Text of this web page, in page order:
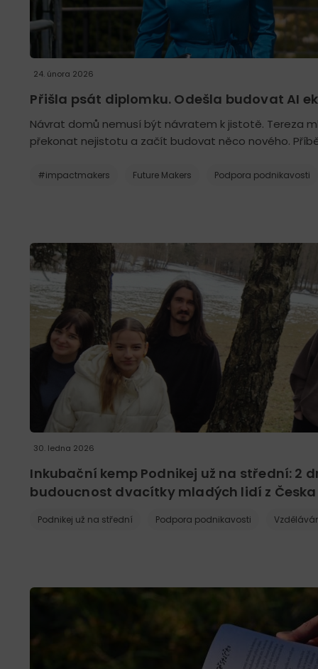
24. února 2026
Přišla psát diplomku. Odešla budovat AI
Návrat domů nemusí být návratem k jistotě. Tereza
překonat nejistotu a začít budovat něco nového.
#impactmakers Future Makers Podpora podnikavosti
30. ledna 2026
Inkubační kemp Podnikej už na střední: 2
budoucnost dvacítky mladých lidí z Česka
Podnikej už na střední Podpora podnikavosti